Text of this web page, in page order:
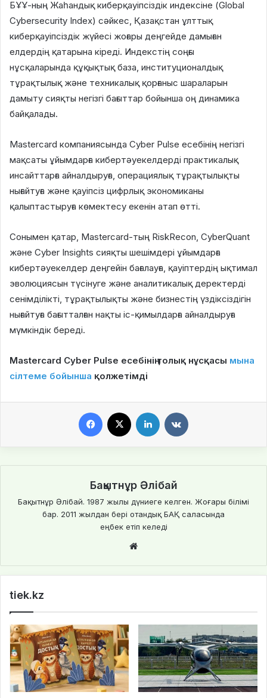
БҰҰ-ның Жаһандық киберқауіпсіздік индексіне (Global
Cybersecurity Index) сәйкес, Қазақстан ұлттық
киберқауіпсіздік жүйесі жоғары деңгейде дамыған
елдердің қатарына кіреді. Индекстің соңғы
нұсқаларында құқықтық база, институционалдық
тұрақтылық және техникалық қорғаныс шараларын
дамыту сияқты негізгі бағыттар бойынша оң динамика
байқалады.
Mastercard компаниясында Cyber Pulse есебінің негізгі
мақсаты ұйымдарға кибертәуекелдерді практикалық
инсайттарға айналдыруға, операциялық тұрақтылықты
нығайтуға және қауіпсіз цифрлық экономиканы
қалыптастыруға көмектесу екенін атап өтті.
Сонымен қатар, Mastercard-тың RiskRecon, CyberQuant
және Cyber Insights сияқты шешімдері ұйымдарға
кибертәуекелдер деңгейін бағалауға, қауіптердің ықтимал
эволюциясын түсінуге және аналитикалық деректерді
сенімділікті, тұрақтылықты және бизнестің үздіксіздігін
нығайтуға бағытталған нақты іс-қимылдарға айналдыруға
мүмкіндік береді.
Mastercard Cyber Pulse есебінің толық нұсқасы мына
сілтеме бойынша қолжетімді
Бақытнұр Әлібай
Бақытнұр Әлібай. 1987 жылы дүниеге келген. Жоғары білімі
бар. 2011 жылдан бері отандық БАҚ саласында
еңбек етіп келеді
te
tiek.kz